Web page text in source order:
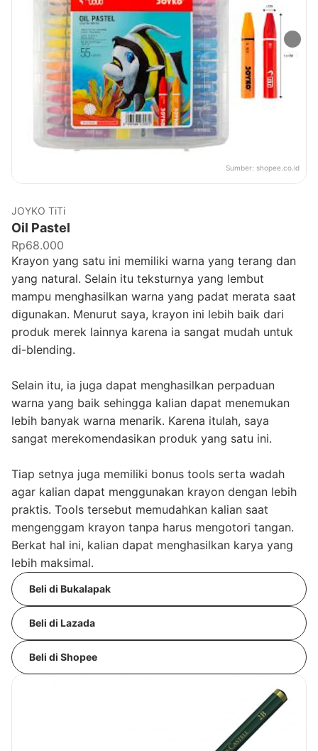
Sumber: shopee.co.id
JOYKO TiTi
Oil Pastel
Rp68.000
Krayon yang satu ini memiliki warna yang terang dan
yang natural. Selain itu teksturnya yang lembut
mampu menghasilkan warna yang padat merata saat
digunakan. Menurut saya, krayon ini lebih baik dari
produk merek lainnya karena ia sangat mudah untuk
di-blending.
Selain itu, ia juga dapat menghasilkan perpaduan
warna yang baik sehingga kalian dapat menemukan
lebih banyak warna menarik. Karena itulah, saya
sangat merekomendasikan produk yang satu ini.
Tiap setnya juga memiliki bonus tools serta wadah
agar kalian dapat menggunakan krayon dengan lebih
praktis. Tools tersebut memudahkan kalian saat
mengenggam krayon tanpa harus mengotori tangan.
Berkat hal ini, kalian dapat menghasilkan karya yang
lebih maksimal.
Beli di Bukalapak
Beli di Lazada
Beli di Shopee